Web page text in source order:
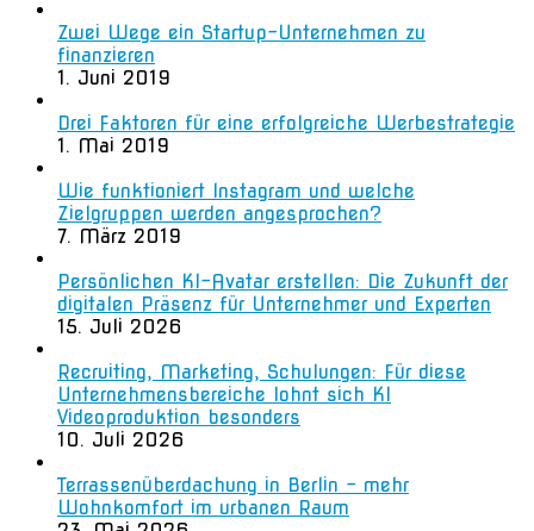
Zwei Wege ein Startup-Unternehmen zu
finanzieren
1. Juni 2019
Drei Faktoren für eine erfolgreiche Werbestrategie
1. Mai 2019
Wie funktioniert Instagram und welche
Zielgruppen werden angesprochen?
7. März 2019
Persönlichen KI-Avatar erstellen: Die Zukunft der
digitalen Präsenz für Unternehmer und Experten
15. Juli 2026
Recruiting, Marketing, Schulungen: Für diese
Unternehmensbereiche lohnt sich KI
Videoproduktion besonders
10. Juli 2026
Terrassenüberdachung in Berlin – mehr
Wohnkomfort im urbanen Raum